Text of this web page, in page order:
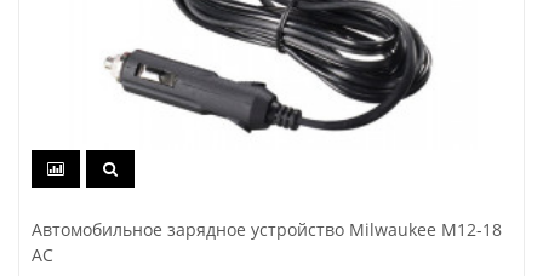
Автомобильное зарядное устройство Milwaukee M12-18
AC